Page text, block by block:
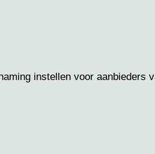
instellen voor aanbieders